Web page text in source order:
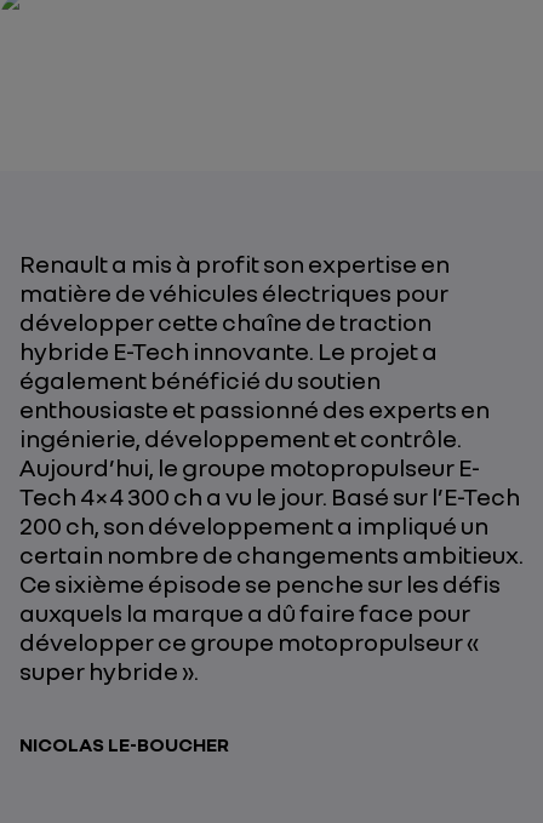
Renault a mis à profit son expertise en
matière de véhicules électriques pour
développer cette chaîne de traction
hybride E-Tech innovante. Le projet a
également bénéficié du soutien
enthousiaste et passionné des experts en
ingénierie, développement et contrôle.
Aujourd’hui, le groupe motopropulseur E-
Tech 4×4 300 ch a vu le jour. Basé sur l’E-Tech
200 ch, son développement a impliqué un
certain nombre de changements ambitieux.
Ce sixième épisode se penche sur les défis
auxquels la marque a dû faire face pour
développer ce groupe motopropulseur «
super hybride ».
NICOLAS LE-BOUCHER